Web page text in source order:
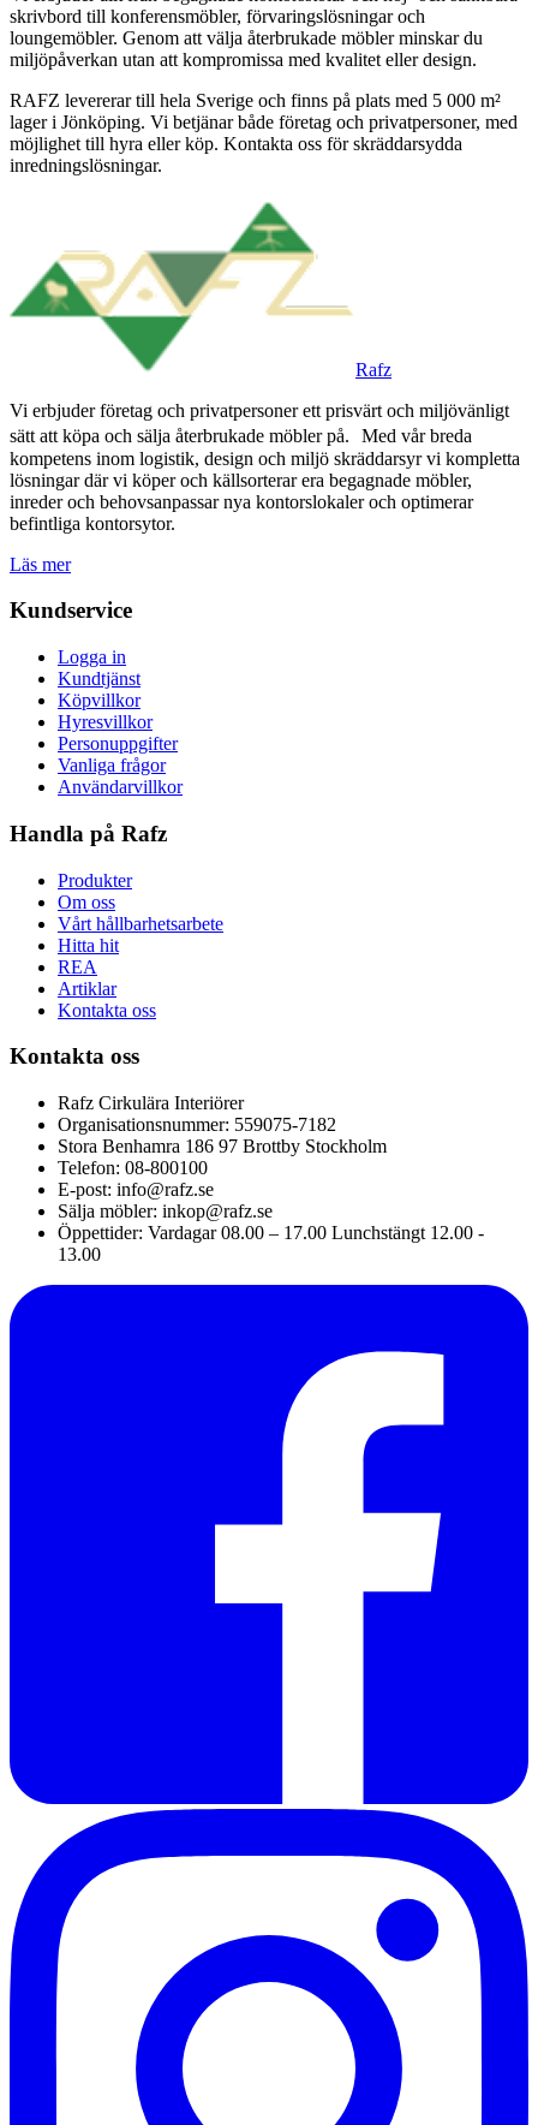
skrivbord till konferensmöbler, förvaringslösningar och
loungemöbler. Genom att välja återbrukade möbler minskar du
miljöpåverkan utan att kompromissa med kvalitet eller design.
RAFZ levererar till hela Sverige och finns på plats med 5 000 m²
lager i Jönköping. Vi betjänar både företag och privatpersoner, med
möjlighet till hyra eller köp. Kontakta oss för skräddarsydda
inredningslösningar.
Rafz
Vi erbjuder företag och privatpersoner ett prisvärt och miljövänligt
sätt att köpa och sälja återbrukade möbler på. Med vår breda
kompetens inom logistik, design och miljö skräddarsyr vi kompletta
lösningar där vi köper och källsorterar era begagnade möbler,
inreder och behovsanpassar nya kontorslokaler och optimerar
befintliga kontorsytor.
Läs mer
Kundservice
Logga in
Kundtjänst
Köpvillkor
Hyresvillkor
Personuppgifter
Vanliga frågor
Användarvillkor
Handla på Rafz
Produkter
Om oss
Vårt hållbarhetsarbete
Hitta hit
REA
Artiklar
Kontakta oss
Kontakta oss
Rafz Cirkulära Interiörer
Organisationsnummer: 559075-7182
Stora Benhamra 186 97 Brottby Stockholm
Telefon: 08-800100
E-post: info@rafz.se
Sälja möbler: inkop@rafz.se
Öppettider: Vardagar 08.00 – 17.00 Lunchstängt 12.00 -
13.00